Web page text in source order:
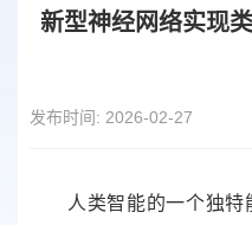
新型神经网络实现
发布时间: 2026-02-27
人类智能的一个独